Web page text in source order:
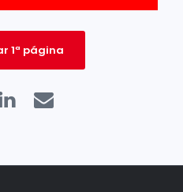
1ª página